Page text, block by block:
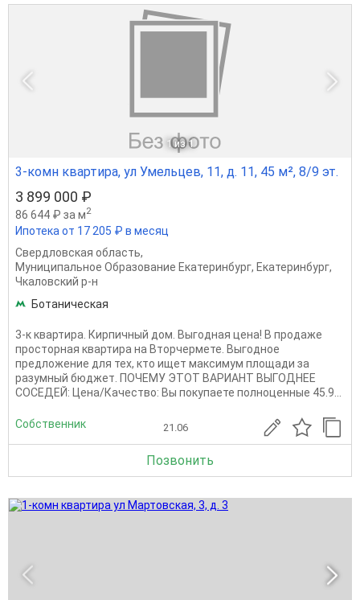
1 из 1
3-комн квартира, ул Умельцев, 11, д. 11, 45 м², 8/9 эт.
3 899 000 ₽
86 644 ₽ за м2
Ипотека от 17 205 ₽ в месяц
Свердловская область,
Муниципальное Образование Екатеринбург, Екатеринбург,
Чкаловский р-н
Ботаническая
3-к квартира. Кирпичный дом. Выгодная цена! В продаже
просторная квартира на Вторчермете. Выгодное
предложение для тех, кто ищет максимум площади за
разумный бюджет. ПОЧЕМУ ЭТОТ ВАРИАНТ ВЫГОДНЕЕ
СОСЕДЕЙ: Цена/Качество: Вы покупаете полноценные 45.9...
Собственник 21.06
Позвонить